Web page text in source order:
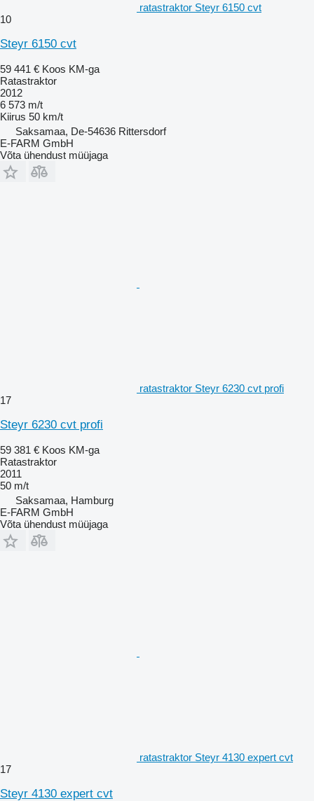
ratastraktor Steyr 6150 cvt
10
Steyr 6150 cvt
59 441 € Koos KM-ga
Ratastraktor
2012
6 573 m/t
Kiirus 50 km/t
Saksamaa, De-54636 Rittersdorf
E-FARM GmbH
Võta ühendust müüjaga
ratastraktor Steyr 6230 cvt profi
17
Steyr 6230 cvt profi
59 381 € Koos KM-ga
Ratastraktor
2011
50 m/t
Saksamaa, Hamburg
E-FARM GmbH
Võta ühendust müüjaga
ratastraktor Steyr 4130 expert cvt
17
Steyr 4130 expert cvt